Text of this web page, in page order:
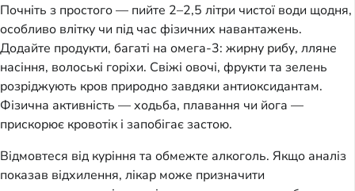
Почніть з простого — пийте 2–2,5 літри чистої води щодня,
особливо влітку чи під час фізичних навантажень.
Додайте продукти, багаті на омега-3: жирну рибу, лляне
насіння, волоські горіхи. Свіжі овочі, фрукти та зелень
розріджують кров природно завдяки антиоксидантам.
Фізична активність — ходьба, плавання чи йога —
прискорює кровотік і запобігає застою.
Відмовтеся від куріння та обмежте алкоголь. Якщо аналіз
показав відхилення, лікар може призначити